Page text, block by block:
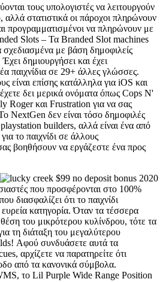
τους υπολογιστές να λειτουργούν
αλλά στατιστικά οι πάροχοι πληρώνουν
προγραμματισμένοι να πληρώνουν με
Slots – Τα Branded Slot machines
σχεδιασμένα με βάση δημοφιλείς
Έχει δημιουργήσει και έχει
παιχνίδια σε 29+ άλλες γλώσσες.
είναι επίσης κατάλληλα για iOS και
δει μερικά ονόματα όπως Cops N'
Roger και Frustration για να σας
NextGen δεν είναι τόσο δημοφιλές
builders, αλλά είναι ένα από
το παιχνίδι σε άλλους
βοηθήσουν να εργάζεστε ένα προς
που προσφέρονται στο 100%
διασφαλίζει ότι το παιχνίδι
κατηγορία. Όταν τα τέσσερα
του μικρότερου κυλίνδρου, τότε τα
τη διάταξη του μεγαλύτερου
Αφού συνδυάσετε αυτά τα
αρχίζετε να παρατηρείτε ότι
από τα κανονικά σύμβολα.
το Lil Purple Wide Range Position